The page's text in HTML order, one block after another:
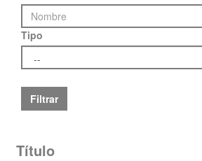
Tipo
Filtrar
Título